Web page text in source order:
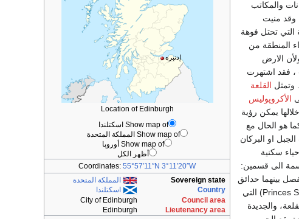
إدنبره
Location of Edinburgh
Show map of اسكتلندا
Show map of المملكة المتحدة
Show map of أوروپا
أظهر الكل
Coordinates: 55°57′11″N 3°11′20″W
Sovereign state
المملكة المتحدة
Country
اسكتلندا
Council area
City of Edinburgh
Lieutenancy area
Edinburgh
والمكاتب
وقد منيت
التي تحتل فوهة
المنطقة من
سنة). ولأن الارض
، فقد اشتهرت
وتمثل القلعة
الأكروپوليس
يمكن رؤية
هو الحال مع
او البركان
سكنية
الى قسمين:
بينهما حدائق
" برنسس ستريت (Princes Street Gardens) التي
القلعة، والجديدة